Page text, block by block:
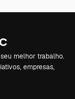
melhor trabalho.
empresas,